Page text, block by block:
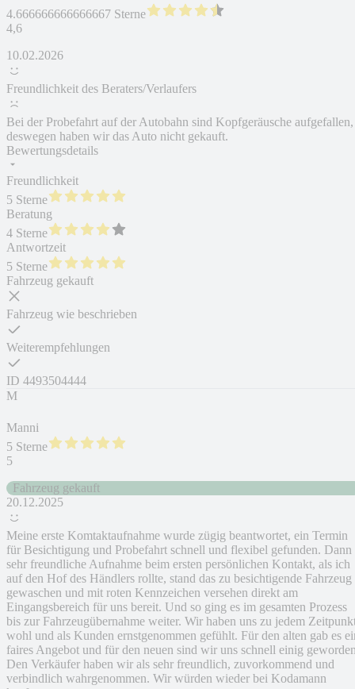
4.666666666666667 Sterne
4,6
10.02.2026
Freundlichkeit des Beraters/Verlaufers
Bei der Probefahrt auf der Autobahn sind Kopfgeräusche aufgefallen,
deswegen haben wir das Auto nicht gekauft.
Bewertungsdetails
Freundlichkeit
5 Sterne
Beratung
4 Sterne
Antwortzeit
5 Sterne
Fahrzeug gekauft
Fahrzeug wie beschrieben
Weiterempfehlungen
ID 4493504444
M
Manni
5 Sterne
5
Fahrzeug gekauft
20.12.2025
Meine erste Komtaktaufnahme wurde zügig beantwortet, ein Termin
für Besichtigung und Probefahrt schnell und flexibel gefunden. Dann
sehr freundliche Aufnahme beim ersten persönlichen Kontakt, als ich
auf den Hof des Händlers rollte, stand das zu besichtigende Fahrzeug
gewaschen und mit roten Kennzeichen versehen direkt am
Eingangsbereich für uns bereit. Und so ging es im gesamten Prozess
bis zur Fahrzeugübernahme weiter. Wir haben uns zu jedem
wohl und als Kunden ernstgenommen gefühlt. Für den alten gab es
faires Angebot und für den neuen sind wir uns schnell einig
Den Verkäufer haben wir als sehr freundlich, zuvorkommend und
verbindlich wahrgenommen. Wir würden wieder bei Kodamann